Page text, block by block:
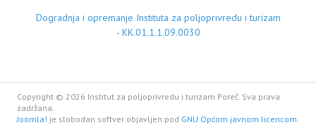
Dogradnja i opremanje Instituta za poljoprivredu i turizam
- KK.01.1.1.09.0030
Copyright © 2026 Institut za poljoprivredu i turizam Poreč. Sva prava
zadržana.
Joomla! je slobodan softver objavljen pod GNU Općom javnom licencom.